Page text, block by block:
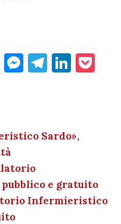
W
A
p
p
M
g
er
T
a
Li
dI
Sardo»,
e gratuito
Infermieristico